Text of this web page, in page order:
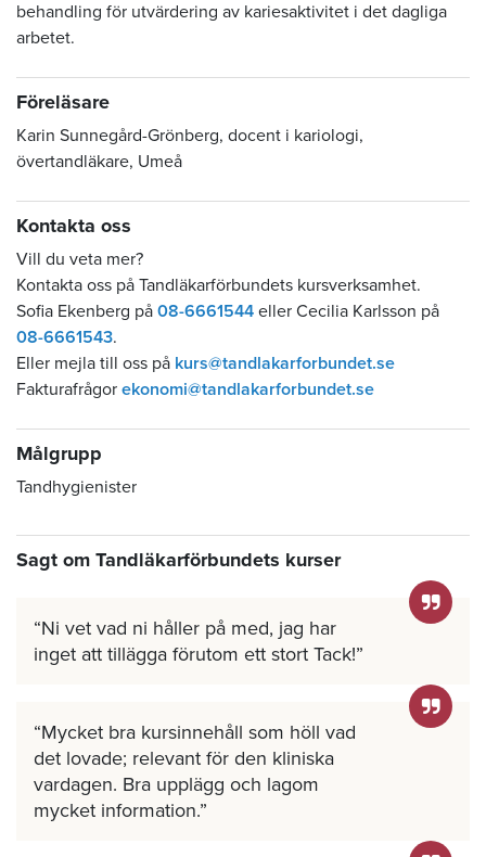
behandling för utvärdering av kariesaktivitet i det dagliga
arbetet.
Föreläsare
Karin Sunnegård-Grönberg, docent i kariologi,
övertandläkare, Umeå
Kontakta oss
Vill du veta mer?
Kontakta oss på Tandläkarförbundets kursverksamhet.
Sofia Ekenberg på 08-6661544 eller Cecilia Karlsson på
08-6661543.
Eller mejla till oss på kurs@tandlakarforbundet.se
Fakturafrågor ekonomi@tandlakarforbundet.se
Målgrupp
Tandhygienister
Sagt om Tandläkarförbundets kurser
Ni vet vad ni håller på med, jag har
inget att tillägga förutom ett stort Tack!
Mycket bra kursinnehåll som höll vad
det lovade; relevant för den kliniska
vardagen. Bra upplägg och lagom
mycket information.